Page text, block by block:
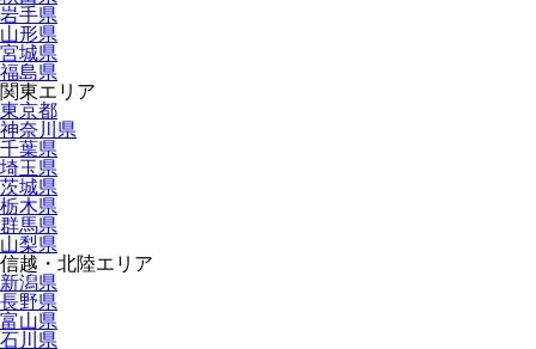
岩手県
山形県
宮城県
福島県
関東エリア
東京都
神奈川県
千葉県
埼玉県
茨城県
栃木県
群馬県
山梨県
信越・北陸エリア
新潟県
長野県
富山県
石川県